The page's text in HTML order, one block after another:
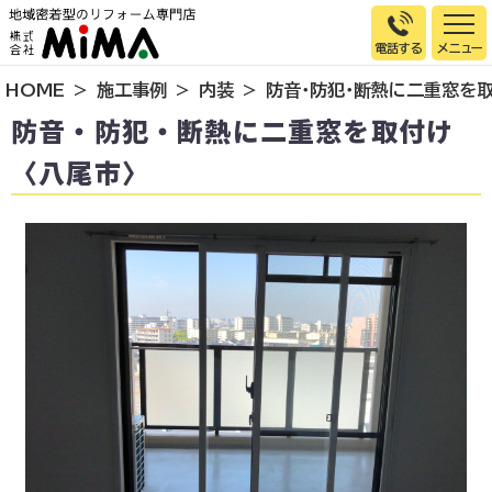
電話する
トップページ
選ばれる理由
施工事例
お客様の声
イベント情報
店舗＆モデルハウス紹介
スタッフ紹介
リフォームの流れ
HOME 施工事例 内装 防音・防犯・断熱に二重窓を
防音・防犯・断熱に二重窓を取付け
〈八尾市〉